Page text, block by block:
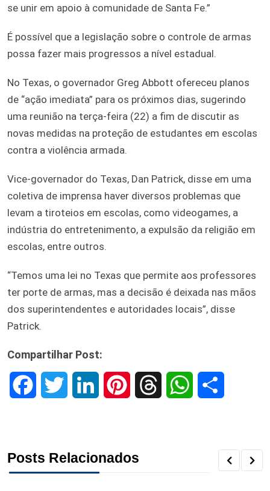
se unir em apoio à comunidade de Santa Fe.”
É possível que a legislação sobre o controle de armas
possa fazer mais progressos a nível estadual.
No Texas, o governador Greg Abbott ofereceu planos
de “ação imediata” para os próximos dias, sugerindo
uma reunião na terça-feira (22) a fim de discutir as
novas medidas na proteção de estudantes em escolas
contra a violência armada.
Vice-governador do Texas, Dan Patrick, disse em uma
coletiva de imprensa haver diversos problemas que
levam a tiroteios em escolas, como videogames, a
indústria do entretenimento, a expulsão da religião em
escolas, entre outros.
“Temos uma lei no Texas que permite aos professores
ter porte de armas, mas a decisão é deixada nas mãos
dos superintendentes e autoridades locais”, disse
Patrick.
Compartilhar Post:
e t k t
Posts Relacionados